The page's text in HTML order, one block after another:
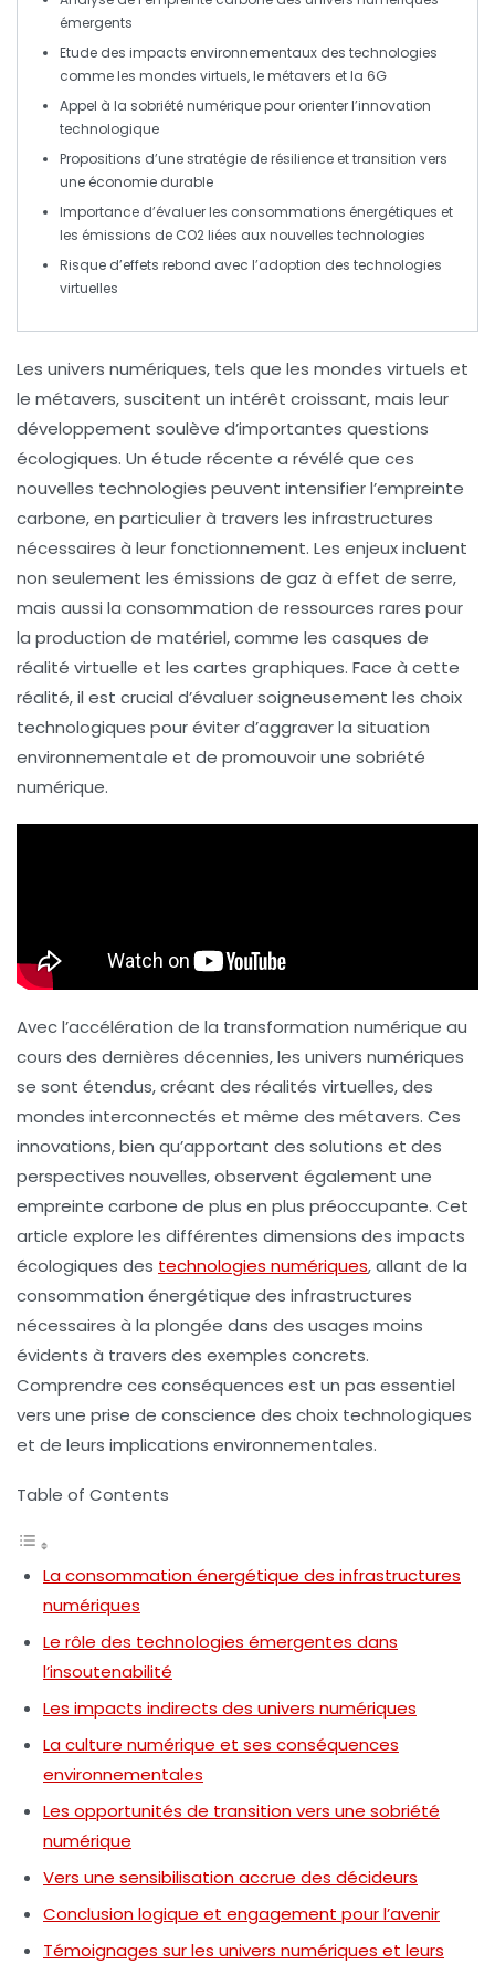
émergents
Etude des impacts environnementaux des technologies
comme les mondes virtuels, lemétavers et la 6G
Appel à la sobriété numériquepour orienter l’innovation
technologique
Propositions d’une stratégie de résilience et transition vers
une économie durable
Importance d’évaluer les consommations énergétiques et
les émissions de CO2liées aux nouvelles technologies
Risque d’effets rebond avec l’adoption des technologies
virtuelles
Les univers numériques, tels que les mondes virtuels et
le métavers, suscitent un intérêt croissant, mais leur
développement soulève d’importantes questions
écologiques. Un étude récente a révélé que ces
nouvelles technologies peuvent intensifier l’empreinte
carbone, en particulier à travers les infrastructures
nécessaires à leur fonctionnement. Les enjeux incluent
non seulement les émissions de gaz à effet de serre,
mais aussi la consommation de ressources rares pour
la production de matériel, comme les casques de
réalité virtuelle et les cartes graphiques. Face à cette
réalité, il est crucial d’évaluer soigneusement les choix
technologiques pour éviter d’aggraver la situation
environnementale et de promouvoir une sobriété
numérique.
Avec l’accélération de la transformation numérique au
cours des dernières décennies, les univers numériques
se sont étendus, créant des réalités virtuelles, des
mondes interconnectés et même des métavers. Ces
innovations, bien qu’apportant des solutions et des
perspectives nouvelles, observent également une
empreinte carbone de plus en plus préoccupante. Cet
article explore les différentes dimensions des impacts
écologiques des technologies numériques, allant de la
consommation énergétique des infrastructures
nécessaires à la plongée dans des usages moins
évidents à travers des exemples concrets.
Comprendre ces conséquences est un pas essentiel
vers une prise de conscience des choix technologiques
et de leurs implications environnementales.
Table of Contents
La consommation énergétique des infrastructures
numériques
Le rôle des technologies émergentes dans
l’insoutenabilité
Les impacts indirects des univers numériques
La culture numérique et ses conséquences
environnementales
Les opportunités de transition vers une sobriété
numérique
Vers une sensibilisation accrue des décideurs
Conclusion logique et engagement pour l’avenir
Témoignages sur les univers numériques et leurs